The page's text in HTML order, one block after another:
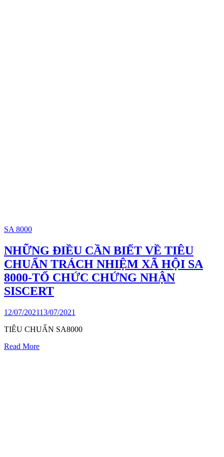
SA 8000
NHỮNG ĐIỀU CẦN BIẾT VỀ TIÊU
CHUẨN TRÁCH NHIỆM XÃ HỘI SA
8000-TỔ CHỨC CHỨNG NHẬN
SISCERT
12/07/202113/07/2021
TIÊU CHUẨN SA8000
Read More